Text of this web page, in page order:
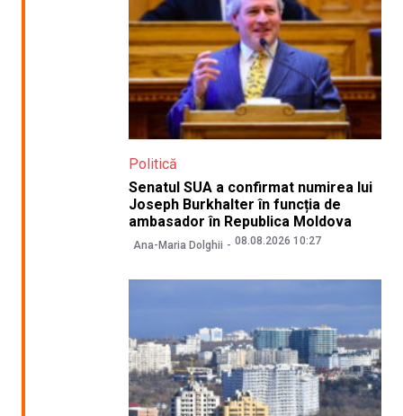
Politică
Senatul SUA a confirmat numirea lui
Joseph Burkhalter în funcția de
ambasador în Republica Moldova
Ana-Maria Dolghii 08.08.2026 10:27